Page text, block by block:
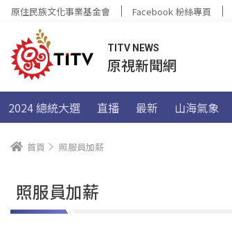
原住民族文化事業基金會 Facebook 粉絲專頁
TITV NEWS
原視新聞網
2024 總統大選 直播 最新 山海氣象
首頁 照服員加薪
照服員加薪